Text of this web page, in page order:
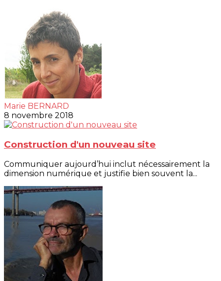
Marie BERNARD
8 novembre 2018
Construction d'un nouveau site
Communiquer aujourd’hui inclut nécessairement la
dimension numérique et justifie bien souvent la...